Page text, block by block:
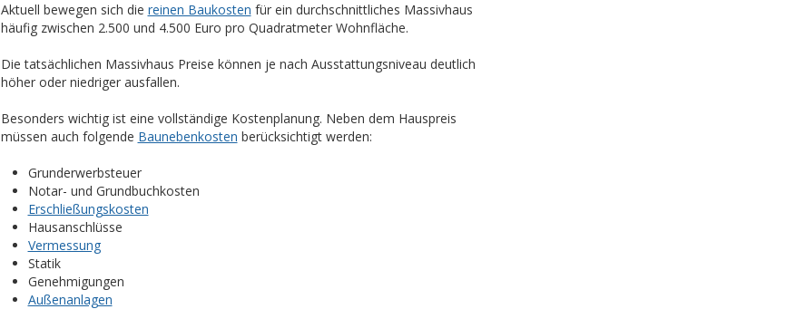
Aktuell bewegen sich die reinen Baukosten für ein durchschnittliches Massivhaus
häufig zwischen 2.500 und 4.500 Euro pro Quadratmeter Wohnfläche.
Die tatsächlichen Massivhaus Preise können je nach Ausstattungsniveau deutlich
höher oder niedriger ausfallen.
Besonders wichtig ist eine vollständige Kostenplanung. Neben dem Hauspreis
müssen auch folgende Baunebenkosten berücksichtigt werden:
Grunderwerbsteuer
Notar- und Grundbuchkosten
Erschließungskosten
Hausanschlüsse
Vermessung
Statik
Genehmigungen
Außenanlagen